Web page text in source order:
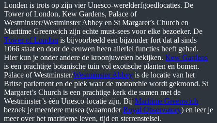
Londen is trots op zijn vier Unesco-werelderfgoedlocaties. De
Tower of London, Kew Gardens, Palace of
Westminster/Westminster Abbey en St Margaret’s Church en
Maritime Greenwich zijn echte must-sees voor elke bezoeker. De
Tower of London is bijvoorbeeld een bijzonder fort dat al sinds
1066 staat en door de eeuwen heen allerlei functies heeft gehad.
Hier kun je onder andere de kroonjuwelen bekijken. Kew Gardens
is een prachtige botanische tuin vol exotische planten en bomen.
Palace of Westminster/Westminster Abbey is de locatie van het
Britse parlement en de plek waar de monarchie wordt gekroond. St
Margaret’s Church is een prachtige kerk die samen met de
Westminster’s één Unesco-locatie zijn. Bij Maritime Greenwich
bezoek je meerdere musea (waaronderRoyal Observatory) en leer je
meer over het maritieme leven, tijd en sterrenstelsel.